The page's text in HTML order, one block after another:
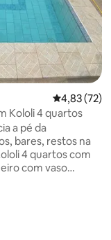
4,83 de
4,83 (72)
Kololi 4 quartos
a pé da
bares, restos na
com
com vaso